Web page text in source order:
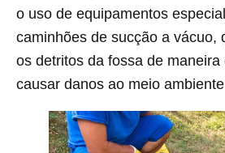
o uso de equipamentos
caminhões de sucção a vácuo,
os detritos da fossa de maneira
causar danos ao meio